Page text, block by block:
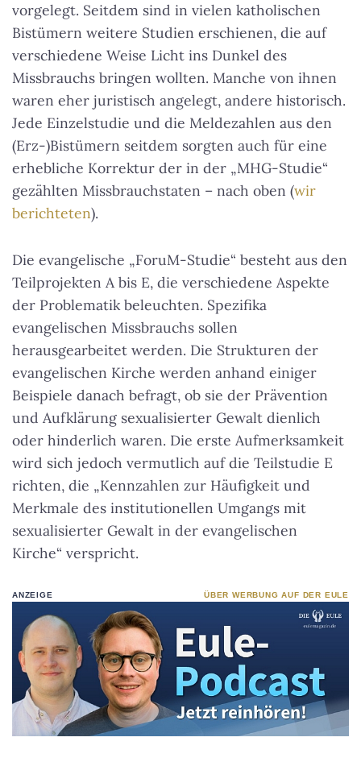
vorgelegt. Seitdem sind in vielen katholischen
Bistümern weitere Studien erschienen, die auf
verschiedene Weise Licht ins Dunkel des
Missbrauchs bringen wollten. Manche von ihnen
waren eher juristisch angelegt, andere historisch.
Jede Einzelstudie und die Meldezahlen aus den
(Erz-)Bistümern seitdem sorgten auch für eine
erhebliche Korrektur der in der „MHG-Studie“
gezählten Missbrauchstaten – nach oben (wir
berichteten).
Die evangelische „ForuM-Studie“ besteht aus den
Teilprojekten A bis E, die verschiedene Aspekte
der Problematik beleuchten. Spezifika
evangelischen Missbrauchs sollen
herausgearbeitet werden. Die Strukturen der
evangelischen Kirche werden anhand einiger
Beispiele danach befragt, ob sie der Prävention
und Aufklärung sexualisierter Gewalt dienlich
oder hinderlich waren. Die erste Aufmerksamkeit
wird sich jedoch vermutlich auf die Teilstudie E
richten, die „Kennzahlen zur Häufigkeit und
Merkmale des institutionellen Umgangs mit
sexualisierter Gewalt in der evangelischen
Kirche“ verspricht.
ANZEIGE ÜBER WERBUNG AUF DER EULE